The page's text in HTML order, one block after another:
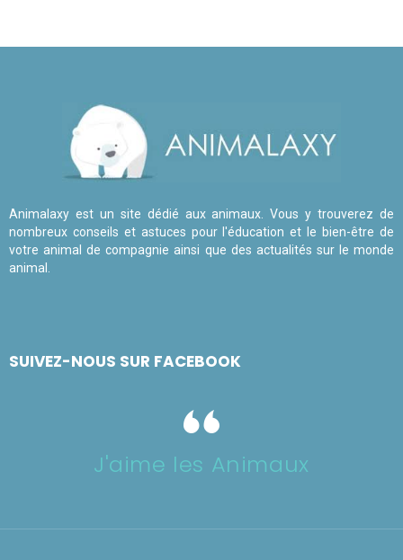
Animalaxy est un site dédié aux animaux. Vous y trouverez de
nombreux conseils et astuces pour l'éducation et le bien-être de
votre animal de compagnie ainsi que des actualités sur le monde
animal.
SUIVEZ-NOUS SUR FACEBOOK
J'aime les Animaux